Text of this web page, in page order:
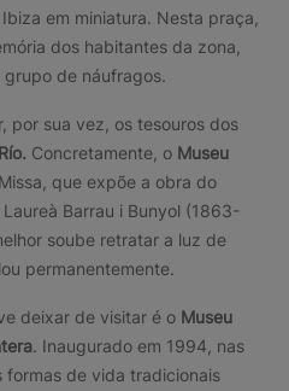
em miniatura. Nesta praça,
dos habitantes da zona,
de náufragos.
por sua vez, os tesouros dos
Concretamente, o Museu
que expõe a obra do
Barrau i Bunyol (1863-
soube retratar a luz de
permanentemente.
deixar de visitar é o Museu
. Inaugurado em 1994, nas
formas de vida tradicionais